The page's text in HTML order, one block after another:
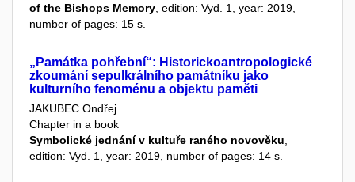
of the Bishops Memory , edition: Vyd. 1, year: 2019,
number of pages: 15 s.
„Památka pohřební“: Historickoantropologické
zkoumání sepulkrálního památníku jako
kulturního fenoménu a objektu paměti
JAKUBEC Ondřej
Chapter in a book
Symbolické jednání v kultuře raného novověku,
edition: Vyd. 1, year: 2019, number of pages: 14 s.